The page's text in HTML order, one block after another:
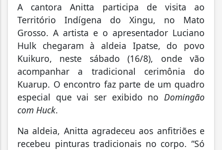
A cantora Anitta participa de visita ao
Território Indígena do Xingu, no Mato
Grosso. A artista e o apresentador Luciano
Hulk chegaram à aldeia Ipatse, do povo
Kuikuro, neste sábado (16/8), onde vão
acompanhar a tradicional cerimônia do
Kuarup. O encontro faz parte de um quadro
especial que vai ser exibido no Domingão
com Huck.
Na aldeia, Anitta agradeceu aos anfitriões e
recebeu pinturas tradicionais no corpo. “Só